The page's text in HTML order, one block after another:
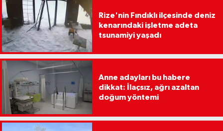
Rize'nin Fındıklı ilçesinde deniz
kenarındaki işletme adeta
tsunamiyi yaşadı
Anne adayları bu habere
dikkat: İlaçsız, ağrı azaltan
doğum yöntemi